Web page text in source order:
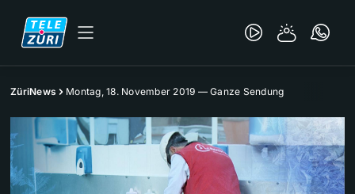
ZüriNews Montag, 18. November 2019 — Ganze Sendung